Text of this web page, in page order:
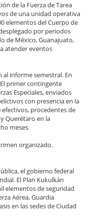
de la Fuerza de Tarea
de una unidad operativa
elementos del Cuerpo de
por periodos
de México, Guanajuato,
atender eventos
informe semestral. En
primer contingente
Especiales, enviados
con presencia en la
procedentes de
Querétaro en la
meses.
organizado.
el gobierno federal
El Plan Kukulkán
elementos de seguridad
Aérea, Guardia
en las sedes de Ciudad